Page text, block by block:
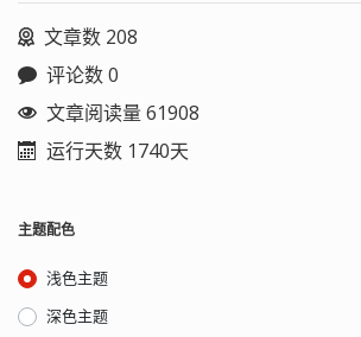
文章数 208
评论数 0
文章阅读量 61908
运行天数 1740天
主题配色
浅色主题
深色主题